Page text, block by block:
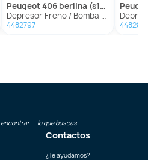
peugeot406 berlina (s1/s2)
Depresor Freno / Bomba Vacio para Peugeot 406 Berlina (S1/S2)
4482797
Depresor
... lo que buscas
Contactos
¿Te ayudamos?